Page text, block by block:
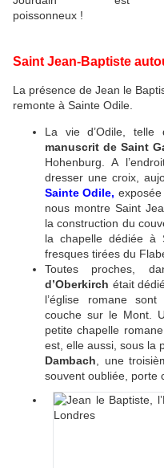
poissonneux !
Saint Jean-Baptiste
La présence de Jean le
remonte à Sainte Odile.
La vie d’Odile, telle
manuscrit de Saint
Hohenburg. A
dresser une croix,
Sainte Odile,
nous montre Saint
la construction du
la chapelle dédiée à
fresques tirées du
Toutes proches,
d’Oberkirch était
l’église romane
couche sur le Mont.
petite chapelle
est, elle aussi, sous la
Dambach , une
souvent oubliée, porte